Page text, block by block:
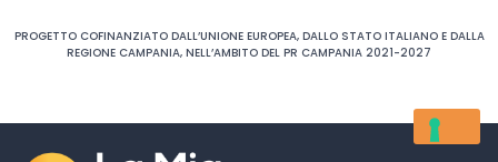
PROGETTO COFINANZIATO DALL’UNIONE EUROPEA, DALLO STATO ITALIANO E DALLA
REGIONE CAMPANIA, NELL’AMBITO DEL PR CAMPANIA 2021-2027